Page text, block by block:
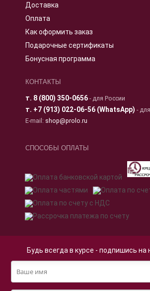
Доставка
Оплата
Как оформить заказ
Подарочные сертификаты
Бонусная программа
КОНТАКТЫ
т. 8 (800) 350-0656- для России
т. +7 (913) 022-06-56 (WhatsApp) -
E-mail: shop@prolo.ru
СПОСОБЫ ОПЛАТЫ
Будь всегда в курсе - подпишись на